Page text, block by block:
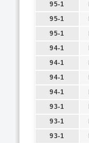
95-1
95-1
95-1
94-1
94-1
94-1
94-1
93-1
93-1
93-1